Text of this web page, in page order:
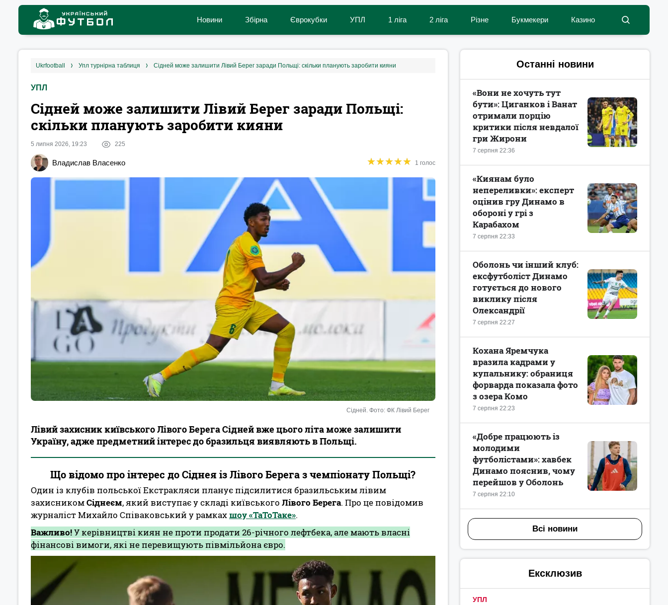
Новини Збірна Єврокубки УПЛ 1 ліга 2 ліга Різне Букмекери Казино
ukrfootball упл турнірна таблиця Сідней може залишити Лівий Берег заради Польщі: скільки планують заробити кияни
УПЛ
Сідней може залишити Лівий Берег заради Польщі:
скільки планують заробити кияни
5 липня 2026, 19:23 225
Владислав Власенко ★★★★★
★★★★★ 1 голос
Сідней. Фото: ФК Лівий Берег
Лівий захисник київського Лівого Берега Сідней вже цього літа може залишити
Україну, адже предметний інтерес до бразильця виявляють в Польщі.
Що відомо про інтерес до Сіднея із Лівого Берега з чемпіонату Польщі?
Один із клубів польської Екстракляси планує підсилитися бразильським лівим
захисникомСіднеєм, який виступає у складі київського Лівого Берега. Про це повідомив
журналіст Михайло Співаковський у рамкахшоу «ТаТоТаке».
Важливо!У керівництві киян не проти продати 26-річного лефтбека, але мають власні
фінансові вимоги, які не перевищують півмільйона євро.
Останні новини
7 серпня 22:36
«Вони не хочуть тут
бути»: Циганков і Ванат
отримали порцію
критики після невдалої
гри Жирони
7 серпня 22:33
«Киянам було
непереливки»: експерт
оцінив гру Динамо в
обороні у грі з
Карабахом
7 серпня 22:27
Оболонь чи інший клуб:
ексфутболіст Динамо
готується до нового
виклику після
Олександрії
7 серпня 22:23
Кохана Яремчука
вразила кадрами у
купальнику: обраниця
форварда показала фото
з озера Комо
7 серпня 22:10
«Добре працюють із
молодими
футболістами»: хавбек
Динамо пояснив, чому
перейшов у Оболонь
Всі новини
Ексклюзив
УПЛ